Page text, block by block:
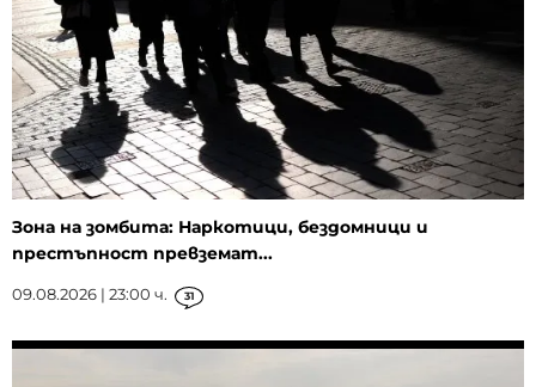
Зона на зомбита: Наркотици, бездомници и
престъпност превземат...
09.08.2026 | 23:00 ч. 31